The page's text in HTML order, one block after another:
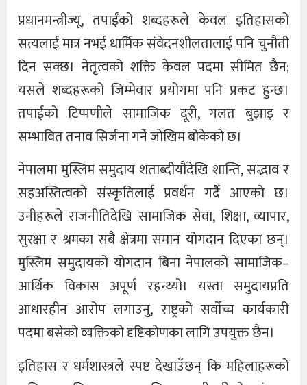
प्रधानमन्त्रीज्यू, तपाईंको शब्दहरूले केवल इतिहासको
सत्यलाई मात्र नभई धार्मिक संवेदनशीलतालाई पनि चुनौती
दिन सक्छ। नेतृत्वको शक्ति केवल पदमा सीमित छैन;
यसले शब्दहरूको जिम्मेवार प्रयोगमा पनि प्रकट हुन्छ।
तपाईंको टिप्पणीले सामाजिक दूरी, गलत बुझाइ र
सम्भावित तनाव सिर्जना गर्ने जोखिम बोकेको छ।
नेपालमा मुस्लिम समुदाय शताब्दीयौंदेखि शान्ति, सद्भाव र
सहअस्तित्वको संस्कृतिलाई प्रवर्धन गर्दै आएको छ।
उनीहरूले राजनीतिदेखि सामाजिक सेवा, शिक्षा, व्यापार,
सुरक्षा र श्रमका सबै क्षेत्रमा समान योगदान दिएका छन्।
मुस्लिम समुदायको योगदान बिना नेपालको सामाजिक–
आर्थिक विकास अपूर्ण रहन्थ्यो। यस्ता समुदायप्रति
आधारहीन आरोप लगाउनु, राष्ट्रको सर्वोच्च कार्यकारी
पदमा बसेको व्यक्तिको दृष्टिकोणका लागि उपयुक्त छैन।
इतिहास र धर्मशास्त्रले स्पष्ट देखाउँछन् कि महिलाहरूको